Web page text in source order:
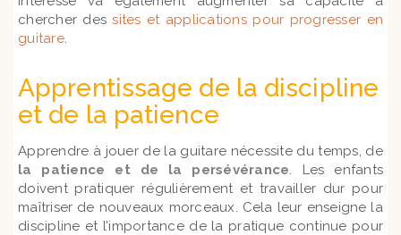
chercher dessites et applications pour progresser en
guitare.
Apprentissage de la discipline
et de la patience
Apprendre à jouer de la guitare nécessite du temps, de
la patience et de la persévérance . Les enfants
doivent pratiquer régulièrement et travailler dur pour
maîtriser de nouveaux morceaux. Cela leur enseigne la
discipline et l’importance de la pratique continue pour